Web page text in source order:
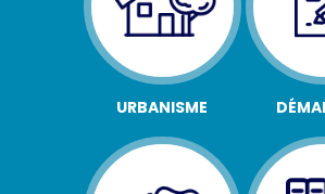
URBANISME